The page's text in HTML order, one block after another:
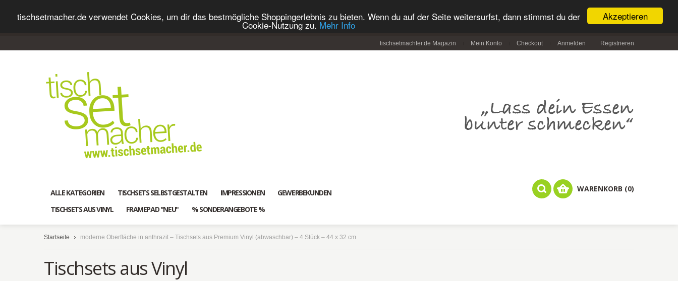
Akzeptieren
tischsetmacher.de verwendet Cookies, um dir das bestmögliche Shoppingerlebnis zu bieten. Wenn du auf der Seite weitersurfst, dann stimmst du der
Cookie-Nutzung zu. Mehr Info
tischsetmachter.de Magazin Mein Konto Checkout Anmelden Registrieren
ALLE KATEGORIEN TISCHSETS SELBSTGESTALTEN IMPRESSIONEN
GEWERBEKUNDEN
TISCHSETS AUS VINYL
FRAMEPAD "NEU" % SONDERANGEBOTE %
WARENKORB (0)
Startseite moderne Oberfläche in anthrazit – Tischsets aus Premium Vinyl (abwaschbar) – 4 Stück – 44 x 32 cm
Tischsets aus Vinyl